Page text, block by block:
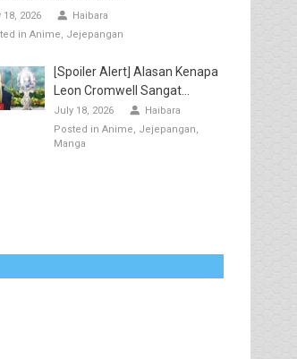
18, 2026
Haibara
in Anime Jejepangan
[Spoiler Alert] Alasan Kenapa
Leon Cromwell Sangat...
July 18, 2026
Haibara
Posted in Anime
Jejepangan
Manga